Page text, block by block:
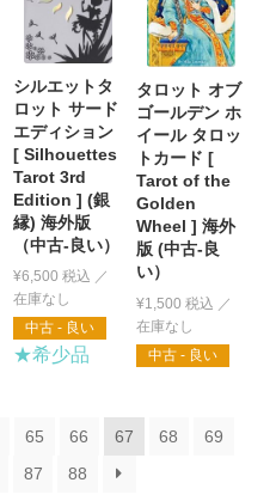
シルエットタ
ロット サード
エディション
[ Silhouettes
Tarot 3rd
Edition ] (銀
縁) 海外版
（中古-良い）
¥6,500 税込
中古 - 良い
★希少品
タロット オブ
ゴールデン ホ
イール タロッ
トカード [
Tarot of the
Golden
Wheel ] 海外
版 (中古-良
い）
¥1,500 税込
中古 - 良い
65 66 67 68
69
87 88